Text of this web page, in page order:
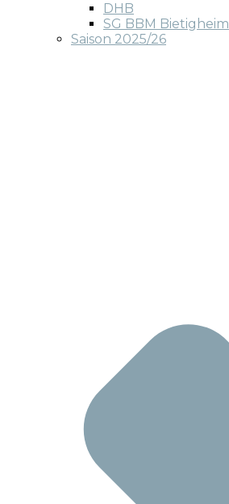
DHB
SG BBM Bietigheim
Saison 2025/26